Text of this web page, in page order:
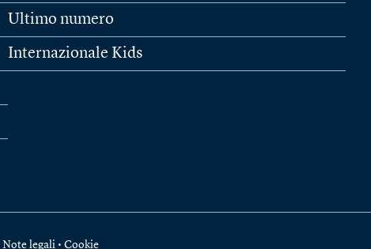
Ultimo numero
Internazionale Kids
Note legali • Cookie